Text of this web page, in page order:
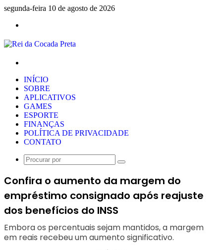
segunda-feira 10 de agosto de 2026
INÍCIO
SOBRE
APLICATIVOS
GAMES
ESPORTE
FINANÇAS
POLÍTICA DE PRIVACIDADE
CONTATO
Procurar
Confira o aumento da margem do
empréstimo consignado após reajuste
dos benefícios do INSS
Embora os percentuais sejam mantidos, a margem
em reais recebeu um aumento significativo.